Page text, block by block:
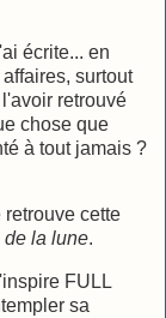
écrite... en
surtout
retrouvé
chose que
à tout jamais ?
cette
de la lune.
FULL
sa